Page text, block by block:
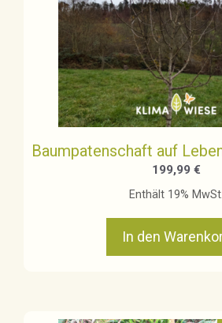
Baumpatenschaft auf
199,99 €
Enthält 19% MwSt.
In den